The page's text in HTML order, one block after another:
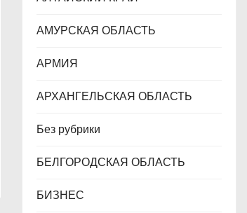
АМУРСКАЯ ОБЛАСТЬ
АРМИЯ
АРХАНГЕЛЬСКАЯ ОБЛАСТЬ
Без рубрики
БЕЛГОРОДСКАЯ ОБЛАСТЬ
БИЗНЕС